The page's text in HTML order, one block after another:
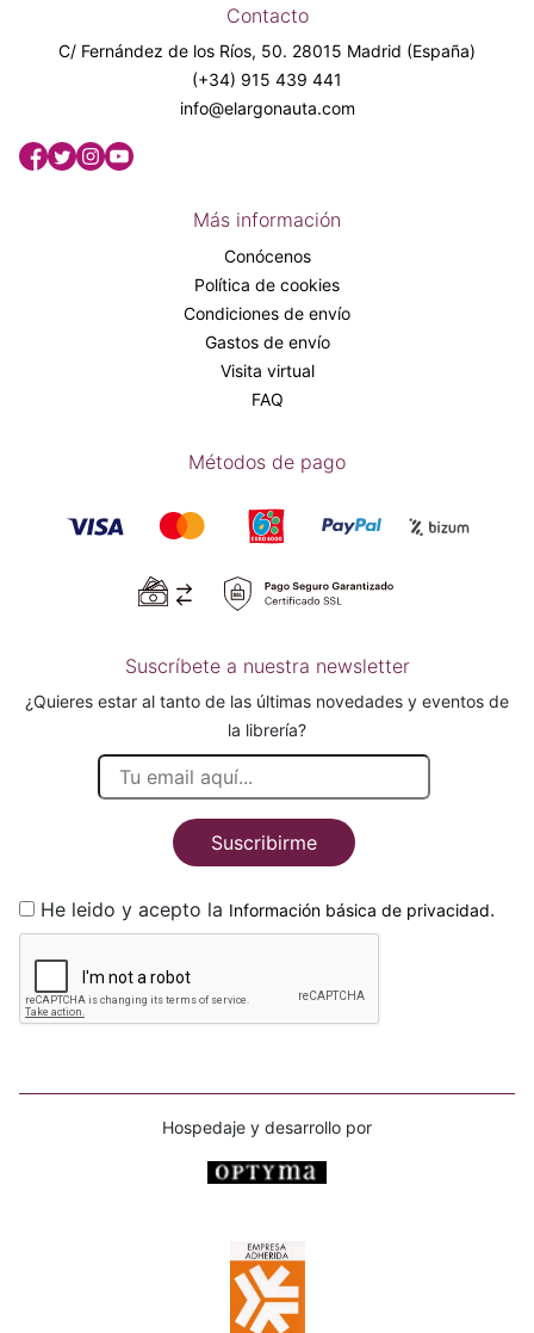
Contacto
C/ Fernández de los Ríos, 50. 28015 Madrid (España)
(+34) 915 439 441
info@elargonauta.com
Más información
Conócenos
Política de cookies
Condiciones de envío
Gastos de envío
Visita virtual
FAQ
Métodos de pago
Suscríbete a nuestra newsletter
¿Quieres estar al tanto de las últimas novedades y eventos de
la librería?
Suscribirme
He leido y acepto la Información básica de privacidad.
Hospedaje y desarrollo por